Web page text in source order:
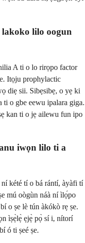
lakoko lilo oogun
A ti o lo rirọpo factor
Itọju prophylactic
diẹ sii. Sibẹsibẹ, o yẹ ki
ti o gbe eewu ipalara giga.
kan ti o jẹ ailewu fun ipo
iwọn lilo ti a
kété tí o bá rántí, àyàfi tí
mú oògùn náà ní ìlọ́po
o ṣe lè tún àkókò rẹ ṣe.
ìṣẹ̀lẹ̀ ẹjẹ̀ pọ̀ sí i, nítorí
ó ti ṣeé ṣe.